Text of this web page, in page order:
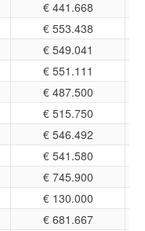
€ 441.668
€ 553.438
€ 549.041
€ 551.111
€ 487.500
€ 515.750
€ 546.492
€ 541.580
€ 745.900
€ 130.000
€ 681.667